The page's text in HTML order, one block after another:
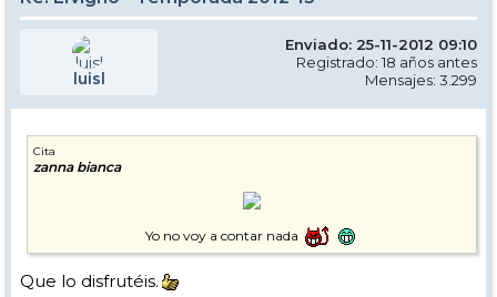
luisl
Enviado: 25-11-2012 09:10
Registrado: 18 años antes
Mensajes: 3.299
Cita
zanna bianca
Yo no voy a contar nada
Que lo disfrutéis.